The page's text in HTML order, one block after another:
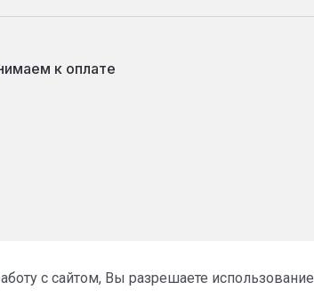
к оплате
с сайтом, Вы разрешаете использование